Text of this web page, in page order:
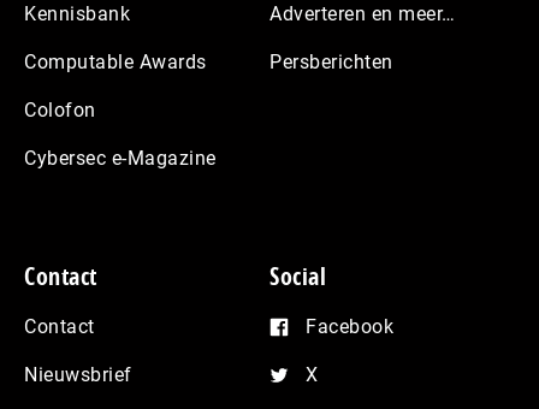
Kennisbank
Computable Awards
Colofon
Cybersec e-Magazine
Adverteren en meer…
Persberichten
Contact
Contact
Nieuwsbrief
Social
Facebook
X